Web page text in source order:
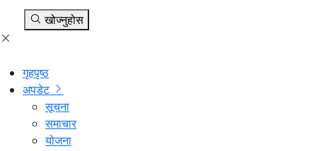
खोज्नुहोस
गृहपृष्ठ
अपडेट
सूचना
समाचार
योजना